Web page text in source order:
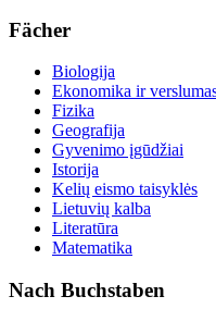
Fächer
Biologija
Ekonomika ir
Fizika
Geografija
Gyvenimo įgūdžiai
Istorija
Kelių eismo taisyklės
Lietuvių kalba
Literatūra
Matematika
Nach Buchstaben